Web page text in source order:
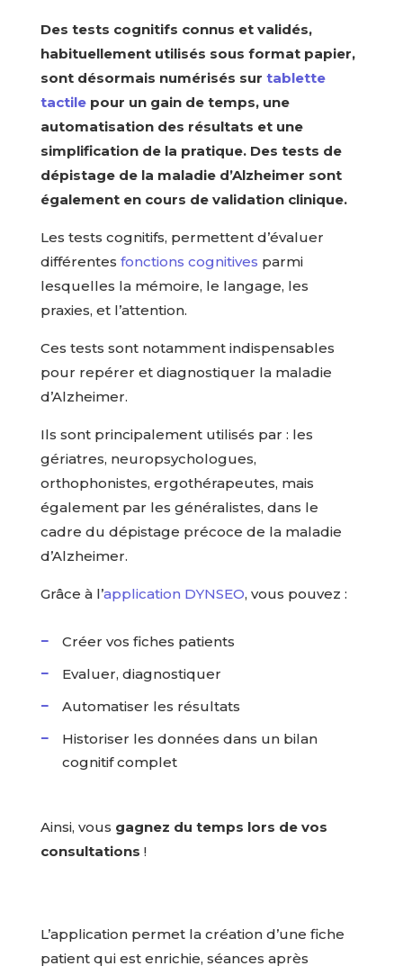
Des tests cognitifs connus et validés,
habituellement utilisés sous format papier,
sont désormais numérisés sur tablette
tactilepour un gain de temps, une
automatisation des résultats et une
simplification de la pratique. Des tests de
dépistage de la maladie d’Alzheimer sont
également en cours de validation clinique.
Les tests cognitifs, permettent d’évaluer
différentes fonctions cognitives parmi
lesquelles la mémoire, le langage, les
praxies, et l’attention.
Ces tests sont notamment indispensables
pour repérer et diagnostiquer la maladie
d’Alzheimer.
Ils sont principalement utilisés par : les
gériatres, neuropsychologues,
orthophonistes, ergothérapeutes, mais
également par les généralistes, dans le
cadre du dépistage précoce de la maladie
d’Alzheimer.
Grâce à l’application DYNSEO, vous pouvez :
Créer vos fiches patients
Evaluer, diagnostiquer
Automatiser les résultats
Historiser les données dans un bilan
cognitif complet
Ainsi, vous gagnez du temps lors de vos
consultations !
L’application permet la création d’une fiche
patient qui est enrichie, séances après